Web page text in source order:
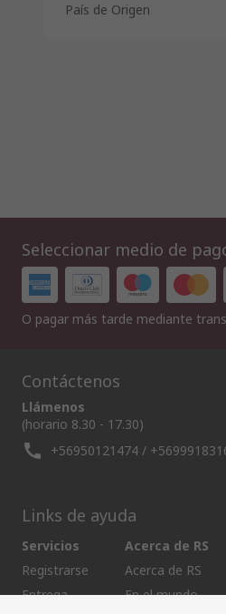
País de Origen
Seleccionar medio de
O pagar más tarde mediante
Contáctenos
Llámenos
(horario 8.30 - 17.30)
+56950121474 /
Links de ayuda
Servicios
Registrarse
Entrega
Acerca de RS
Acerca de RS
En el mundo